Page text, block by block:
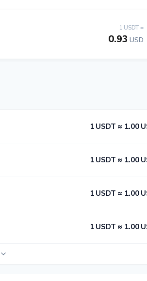
1 USDT =
0.93 USD
1 USDT ≈ 1.00
1 USDT ≈ 1.00
1 USDT ≈ 1.00
1 USDT ≈ 1.00